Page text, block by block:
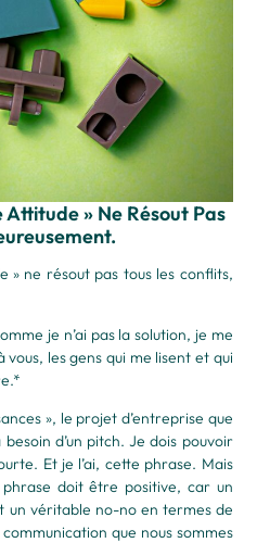
Attitude » Ne Résout Pas
» ne résout pas tous les conflits,
je n’ai pas la solution, je me
vous, les gens qui me lisent et qui
», le projet d’entreprise que
d’un pitch. Je dois pouvoir
Et je l’ai, cette phrase. Mais
doit être positive, car un
un véritable no-no en termes de
que nous sommes